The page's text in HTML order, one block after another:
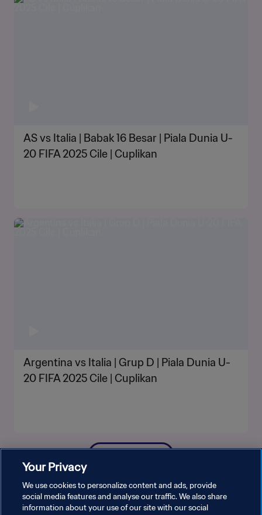
AS vs Italia | Babak 16 Besar | Piala Dunia U-
20 FIFA 2025 Cile | Cuplikan
Argentina vs Italia | Grup D | Piala Dunia U-
20 FIFA 2025 Cile | Cuplikan
Your Privacy
We use cookies to personalize content and ads, provide
social media features and analyse our traffic. We also share
information about your use of our site with our social